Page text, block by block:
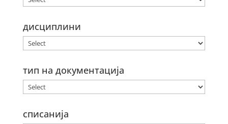
дисциплини
тип на документација
списанија